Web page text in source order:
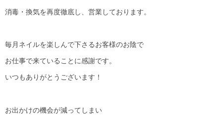
消毒・換気を再度徹底し、営業しております。
毎月ネイルを楽しんで下さるお客様のお陰で
お仕事で来ていることに感謝です。
いつもありがとうございます！
お出かけの機会が減ってしまい